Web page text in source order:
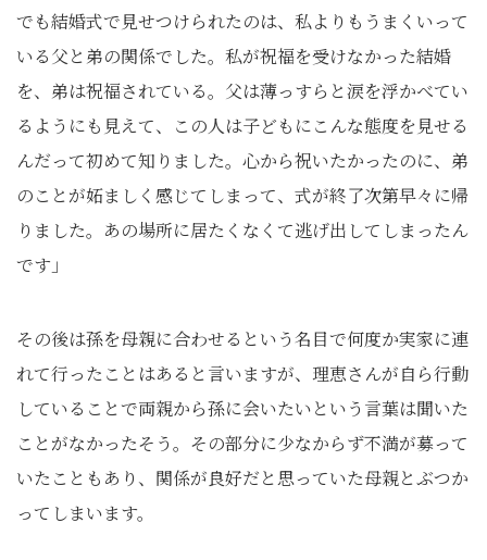
でも結婚式で見せつけられたのは、私よりもうまくいって
いる父と弟の関係でした。私が祝福を受けなかった結婚
を、弟は祝福されている。父は薄っすらと涙を浮かべてい
るようにも見えて、この人は子どもにこんな態度を見せる
んだって初めて知りました。心から祝いたかったのに、弟
のことが妬ましく感じてしまって、式が終了次第早々に帰
りました。あの場所に居たくなくて逃げ出してしまったん
です」
その後は孫を母親に合わせるという名目で何度か実家に連
れて行ったことはあると言いますが、理恵さんが自ら行動
していることで両親から孫に会いたいという言葉は聞いた
ことがなかったそう。その部分に少なからず不満が募って
いたこともあり、関係が良好だと思っていた母親とぶつか
ってしまいます。